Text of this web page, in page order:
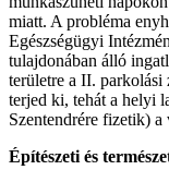
miatt. A probléma
Egészségügyi
tulajdonában álló
területre a II. parkolási
terjed ki, tehát a helyi
Szentendrére fizetik) a
Építészeti és